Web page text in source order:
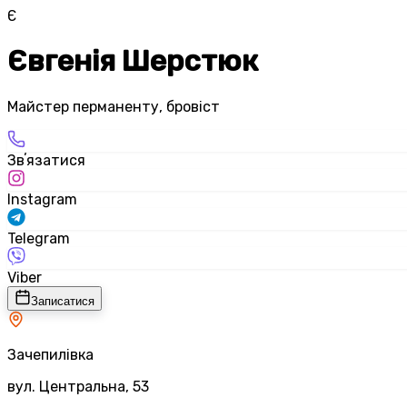
Є
Євгенія Шерстюк
Майстер перманенту, бровіст
Звʼязатися
Instagram
Telegram
Viber
Записатися
Зачепилівка
вул. Центральна, 53